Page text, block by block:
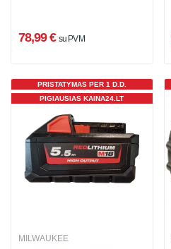
78,99 € su PVM
PIGIAUSIAS KAINA24.LT
PRISTATYMAS PER 1 D.D.
MILWAUKEE